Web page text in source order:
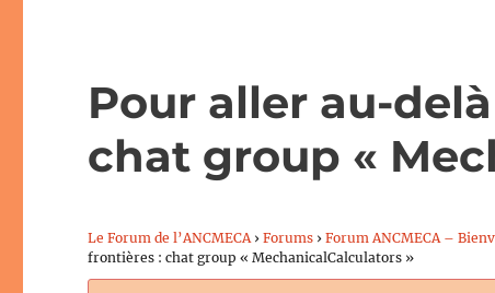
Pour aller au-
chat group «
Le Forum de l’ANCMECA › Forums › Forum ANCMECA –
frontières : chat group « MechanicalCalculators »